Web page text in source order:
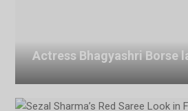
Actress Bhagyashri Borse